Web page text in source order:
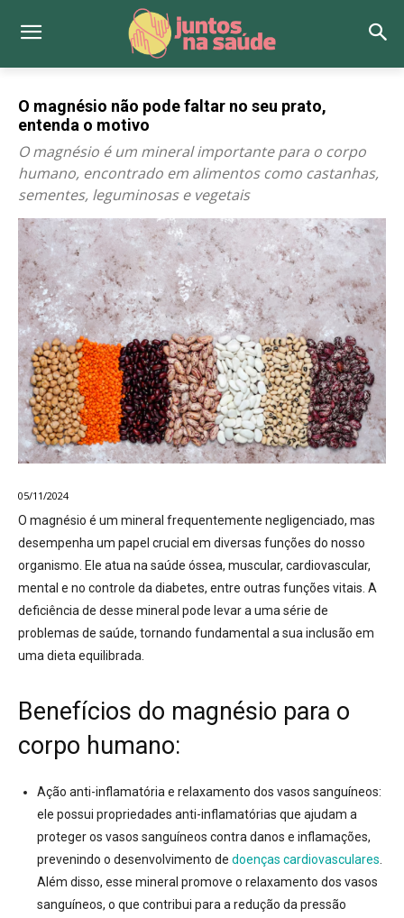
O magnésio não pode faltar no seu prato,
entenda o motivo
O magnésio é um mineral importante para o corpo
humano, encontrado em alimentos como castanhas,
sementes, leguminosas e vegetais
05/11/2024
O magnésio é um mineral frequentemente negligenciado, mas
desempenha um papel crucial em diversas funções do nosso
organismo. Ele atua nasaúde óssea, muscular, cardiovascular,
mental e no controle da diabetes, entre outras funções vitais. A
deficiência de desse mineral pode levar a uma série de
problemas de saúde, tornando fundamental a sua inclusão em
uma dieta equilibrada.
Benefícios do magnésio para o
corpo humano:
Ação anti-inflamatória e relaxamento dos vasos sanguíneos:
ele possui propriedades anti-inflamatórias que ajudam a
proteger os vasos sanguíneos contra danos e inflamações,
prevenindo o desenvolvimento de doenças cardiovasculares.
Além disso, esse mineral promove o relaxamento dos vasos
sanguíneos, o que contribui para a redução da pressão